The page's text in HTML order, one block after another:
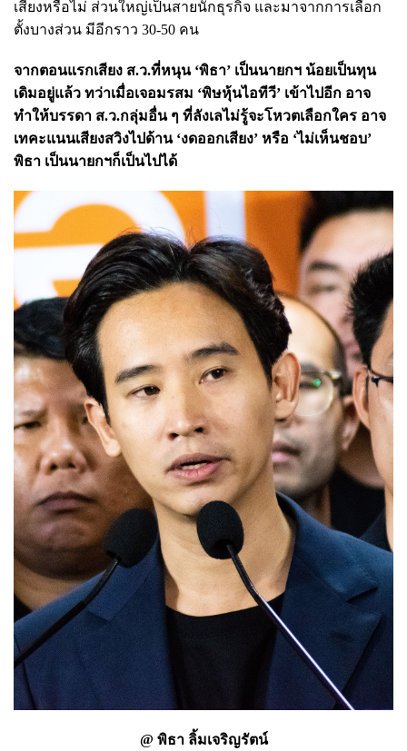
เสียงหรือไม่ ส่วนใหญ่เป็นสายนักธุรกิจ และมาจากการเลือก
ตั้งบางส่วน มีอีกราว 30-50 คน
จากตอนแรกเสียง ส.ว.ที่หนุน ‘พิธา’ เป็นนายกฯ น้อยเป็นทุน
เดิมอยู่แล้ว ทว่าเมื่อเจอมรสม ‘พิษหุ้นไอทีวี’ เข้าไปอีก อาจ
ทำให้บรรดา ส.ว.กลุ่มอื่น ๆ ที่ลังเลไม่รู้จะโหวตเลือกใคร อาจ
เทคะแนนเสียงสวิงไปด้าน ‘งดออกเสียง’ หรือ ‘ไม่เห็นชอบ’
พิธา เป็นนายกฯก็เป็นไปได้
@ พิธา ลิ้มเจริญรัตน์